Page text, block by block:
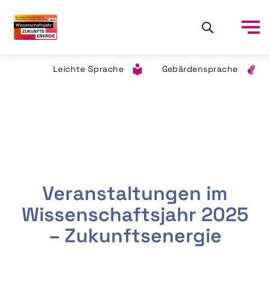
Leichte Sprache Gebärdensprache
Veranstaltungen im
Wissenschaftsjahr 2025
– Zukunftsenergie